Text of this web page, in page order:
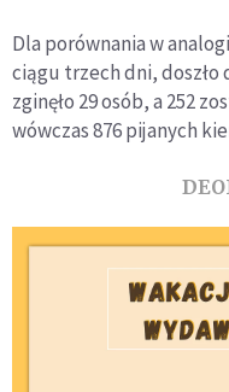
Dla porównania w
ciągu trzech dni, doszło
zginęło 29 osób, a 252
wówczas 876 pijanych